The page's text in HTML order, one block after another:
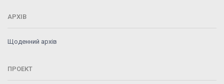
АРХІВ
Щоденний архів
ПРОЕКТ